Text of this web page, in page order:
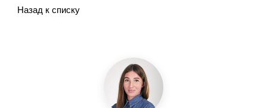
Назад к списку